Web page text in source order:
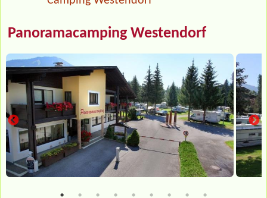
Panoramacamping Westendorf